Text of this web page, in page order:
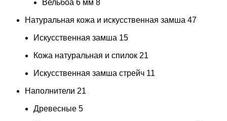
Вельбоа 6 мм 8
Натуральная кожа и искусственная замша 47
Искусственная замша 15
Кожа натуральная и спилок 21
Искусственная замша стрейч 11
Наполнители 21
Древесные 5